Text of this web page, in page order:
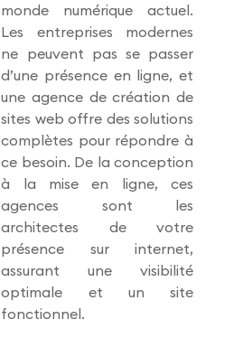
monde numérique actuel.
Les entreprises modernes
ne peuvent pas se passer
d’une présence en ligne, et
une agence de création de
sites web offre des solutions
complètes pour répondre à
ce besoin. De la conception
à la mise en ligne, ces
agences sont les
architectes de votre
présence sur internet,
assurant une visibilité
optimale et un site
fonctionnel.